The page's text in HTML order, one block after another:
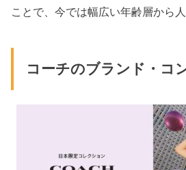
ことで、今では幅広い年齢層から
コーチのブランド・コ